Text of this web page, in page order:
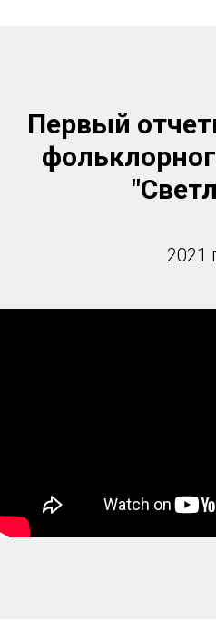
Первый
2021